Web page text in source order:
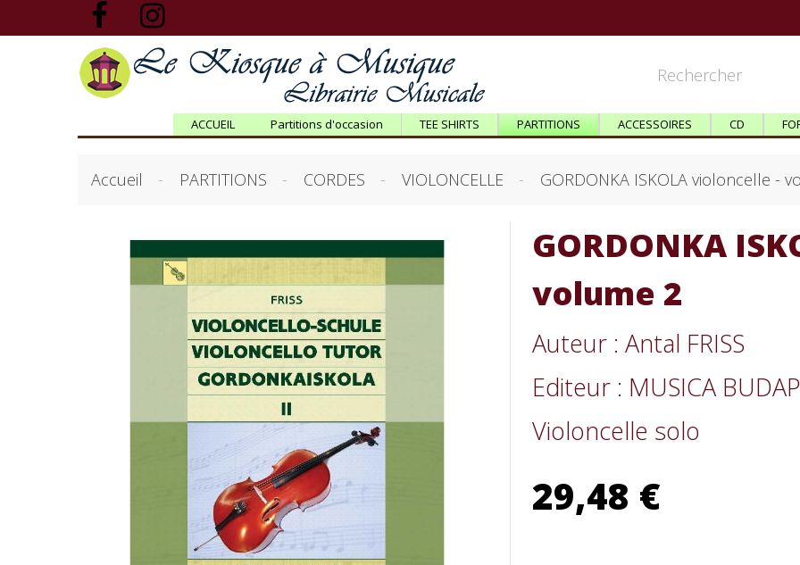
ACCUEIL Partitions d'occasion TEE SHIRTS PARTITIONS ACCESSOIRES CD
Accueil PARTITIONS CORDES VIOLONCELLE GORDONKA ISKOLA violoncelle -
GORDONKA
volume 2
Auteur : Antal FRISS
Editeur : MUSICA
Violoncelle solo
29,48 €